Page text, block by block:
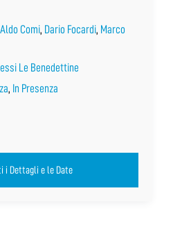
Aldo Comi, Dario Focardi, Marco
Le Benedettine
, In Presenza
i Dettagli e le Date